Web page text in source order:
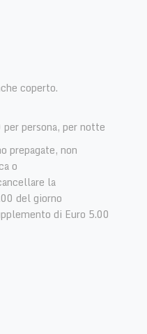
coperto.
persona, per notte
prepagate, non
o
la
del giorno
di Euro 5.00